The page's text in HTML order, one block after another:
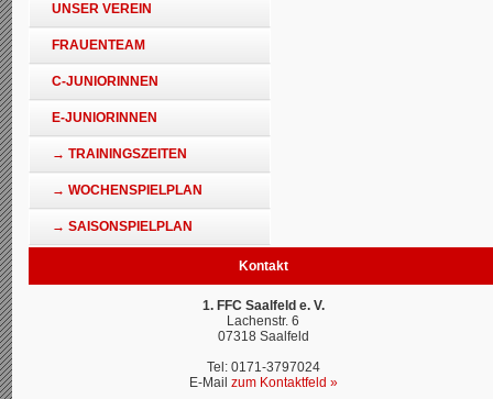
UNSER VEREIN
FRAUENTEAM
C-JUNIORINNEN
E-JUNIORINNEN
→ TRAININGSZEITEN
→ WOCHENSPIELPLAN
→ SAISONSPIELPLAN
Kontakt
1. FFC Saalfeld e. V.
Lachenstr. 6
07318 Saalfeld
Tel: 0171-3797024
E-Mail zum Kontaktfeld »